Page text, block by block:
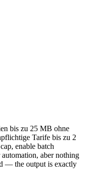
bis zu 25 MB ohne
Tarife bis zu 2
enable batch
aber nothing
— the output is exactly